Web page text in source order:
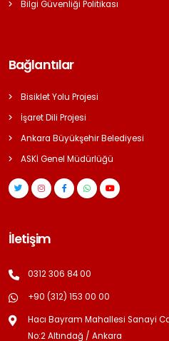
Bilgi Güvenliği Politikası
Bağlantılar
Bisiklet Yolu Projesi
İşaret Dili Projesi
Ankara Büyükşehir Belediyesi
ASKİ Genel Müdürlüğü
İletişim
0312 306 84 00
+90 (312) 153 00 00
Hacı Bayram Mahallesi Sanayi
No:2 Altındağ / Ankara